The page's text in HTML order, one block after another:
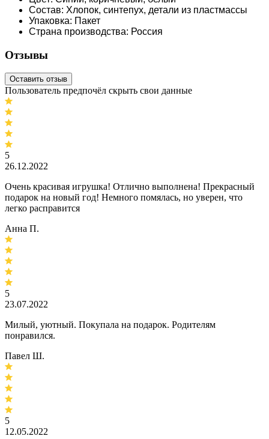
Состав: Хлопок, синтепух, детали из пластмассы
Упаковка: Пакет
Страна производства: Россия
Отзывы
Оставить отзыв
Пользователь предпочёл скрыть свои данные
5
26.12.2022
Очень красивая игрушка! Отлично выполнена! Прекрасный
подарок на новый год! Немного помялась, но уверен, что
легко расправится
Анна П.
5
23.07.2022
Милый, уютный. Покупала на подарок. Родителям
понравился.
Павел Ш.
5
12.05.2022